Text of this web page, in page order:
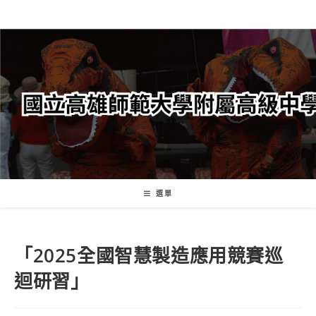
轉
要
內
容
選單
「2025全國智慧製造應用競賽巡
迴研習」